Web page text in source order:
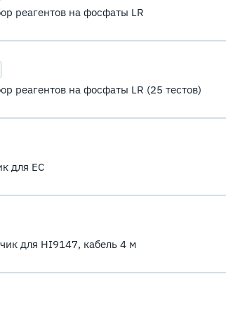
реагентов на фосфаты LR
реагентов на фосфаты LR (25 тестов)
для ЕС
для HI9147, кабель 4 м